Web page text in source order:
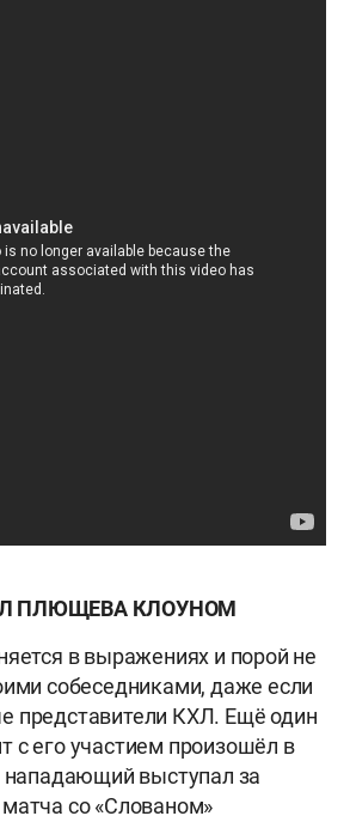
ПЛЮЩЕВА КЛОУНОМ
в выражениях и порой не
собеседниками, даже если
представители КХЛ. Ещё один
с его участием произошёл в
нападающий выступал за
со «Слованом»